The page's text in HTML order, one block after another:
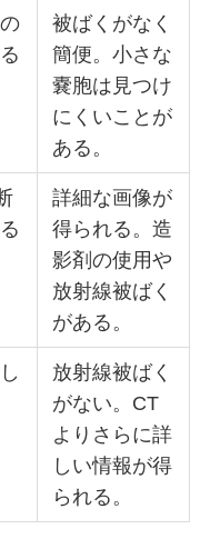
被ばくがなく
簡便。小さな
嚢胞は見つけ
にくいことが
ある。
詳細な画像が
得られる。造
影剤の使用や
放射線被ばく
がある。
放射線被ばく
がない。CT
よりさらに詳
しい情報が得
られる。